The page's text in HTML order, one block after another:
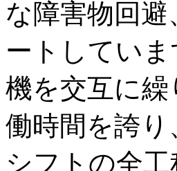
な障害物回
ートしてい
機を交互に
働時間を誇
シフトの全